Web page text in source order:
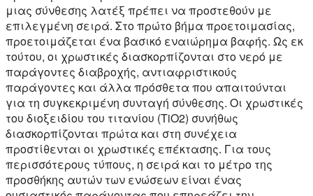
μιας σύνθεσης λατέξ πρέπει να προστεθούν με
επιλεγμένη σειρά. Στο πρώτο βήμα προετοιμασίας,
προετοιμάζεται ένα βασικό εναιώρημα βαφής. Ως εκ
τούτου, οι χρωστικές διασκορπίζονται στο νερό με
παράγοντες διαβροχής, αντιαφριστικούς
παράγοντες και άλλα πρόσθετα που απαιτούνται
για τη συγκεκριμένη συνταγή σύνθεσης. Οι χρωστικές
του διοξειδίου του τιτανίου (TiO2) συνήθως
διασκορπίζονται πρώτα και στη συνέχεια
προστίθενται οι χρωστικές επέκτασης. Για τους
περισσότερους τύπους, η σειρά και το μέτρο της
προσθήκης αυτών των ενώσεων είναι ένας